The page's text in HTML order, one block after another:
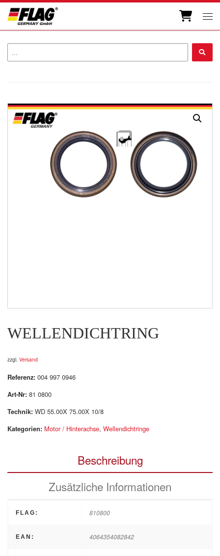
Zum Inhalt springen
WELLENDICHTRING
zzgl. Versand
Referenz: 004 997 0946
Art-Nr: 81 0800
Technik: WD 55.00X 75.00X 10/8
Kategorien: Motor / Hinterachse, Wellendichtringe
Beschreibung
Zusätzliche Informationen
FLAG: 810800
EAN: 4064354082842